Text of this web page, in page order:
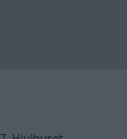
INAT 35/40